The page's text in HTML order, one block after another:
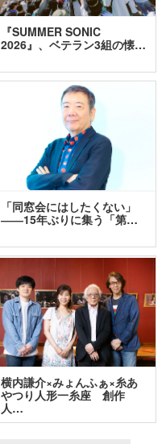
『SUMMER SONIC
2026』、ベテラン3組の懐…
「同窓会にはしたくない」
――15年ぶりに集う「第…
横内謙介×みょんふぁ×糸あ
やつり人形一糸座 創作
人…